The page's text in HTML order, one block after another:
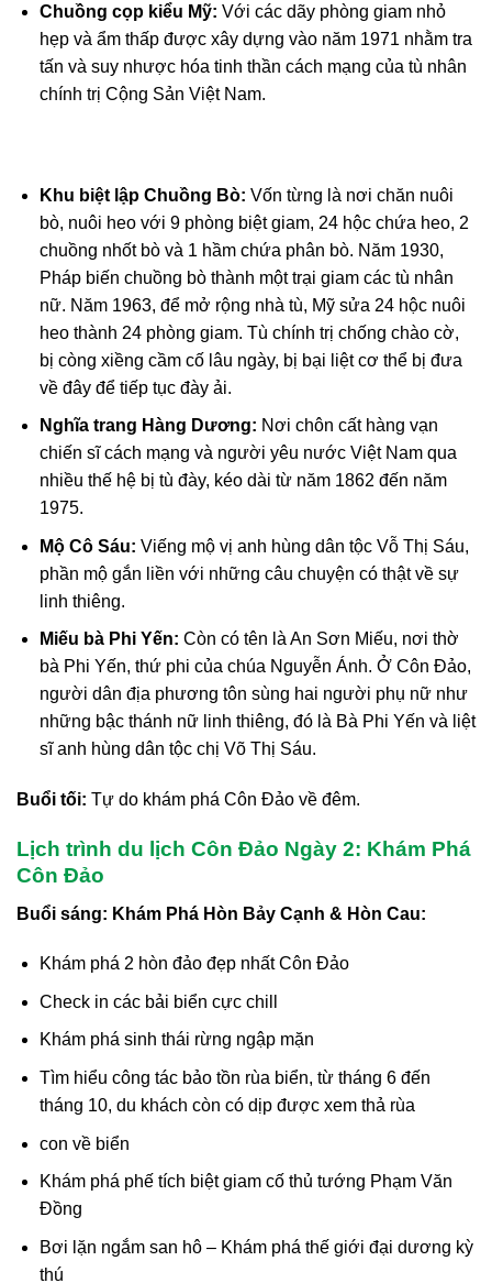
Chuồng cọp kiểu Mỹ: Với các dãy phòng giam nhỏ
hẹp và ẩm thấp được xây dựng vào năm 1971 nhằm tra
tấn và suy nhược hóa tinh thần cách mạng của tù nhân
chính trị Cộng Sản Việt Nam.
Khu biệt lập Chuồng Bò: Vốn từng là nơi chăn nuôi
bò, nuôi heo với 9 phòng biệt giam, 24 hộc chứa heo, 2
chuồng nhốt bò và 1 hầm chứa phân bò. Năm 1930,
Pháp biến chuồng bò thành một trại giam các tù nhân
nữ. Năm 1963, để mở rộng nhà tù, Mỹ sửa 24 hộc nuôi
heo thành 24 phòng giam. Tù chính trị chống chào cờ,
bị còng xiềng cầm cố lâu ngày, bị bại liệt cơ thể bị đưa
về đây để tiếp tục đày ải.
Nghĩa trang Hàng Dương: Nơi chôn cất hàng vạn
chiến sĩ cách mạng và người yêu nước Việt Nam qua
nhiều thế hệ bị tù đày, kéo dài từ năm 1862 đến năm
1975.
Mộ Cô Sáu: Viếng mộ vị anh hùng dân tộc Vỗ Thị Sáu,
phần mộ gắn liền với những câu chuyện có thật về sự
linh thiêng.
Miếu bà Phi Yến: Còn có tên là An Sơn Miếu, nơi thờ
bà Phi Yến, thứ phi của chúa Nguyễn Ánh. Ở Côn Đảo,
người dân địa phương tôn sùng hai người phụ nữ như
những bậc thánh nữ linh thiêng, đó là Bà Phi Yến và liệt
sĩ anh hùng dân tộc chị Võ Thị Sáu.
Buổi tối: Tự do khám phá Côn Đảo về đêm.
Lịch trình du lịch Côn Đảo Ngày 2: Khám Phá
Côn Đảo
Buổi sáng: Khám Phá Hòn Bảy Cạnh & Hòn Cau:
Khám phá 2 hòn đảo đẹp nhất Côn Đảo
Check in các bải biển cực chill
Khám phá sinh thái rừng ngập mặn
Tìm hiểu công tác bảo tồn rùa biển, từ tháng 6 đến
tháng 10, du khách còn có dịp được xem thả rùa
con về biển
Khám phá phế tích biệt giam cố thủ tướng Phạm Văn
Đồng
Bơi lặn ngắm san hô – Khám phá thế giới đại dương kỳ
thú